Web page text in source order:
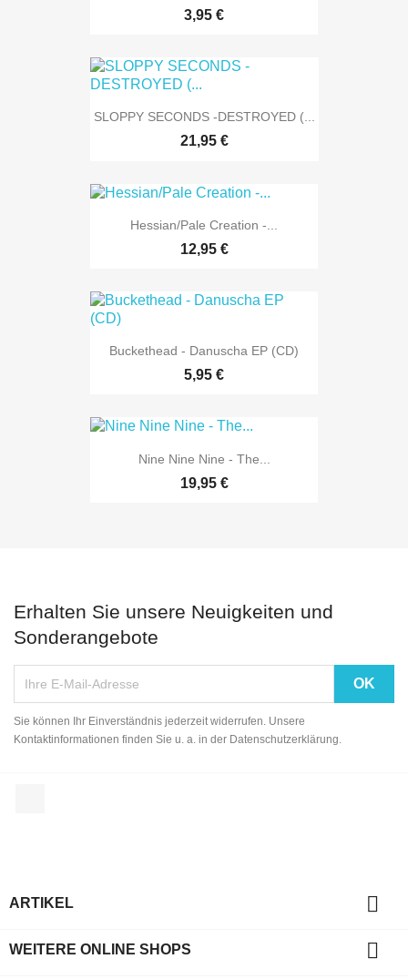
3,95 €
SLOPPY SECONDS -DESTROYED (...
21,95 €
Hessian/Pale Creation -...
12,95 €
Buckethead - Danuscha EP (CD)
5,95 €
Nine Nine Nine - The...
19,95 €
Erhalten Sie unsere Neuigkeiten und
Sonderangebote
Sie können Ihr Einverständnis jederzeit widerrufen. Unsere
Kontaktinformationen finden Sie u. a. in der Datenschutzerklärung.
ARTIKEL 
WEITERE ONLINE SHOPS 